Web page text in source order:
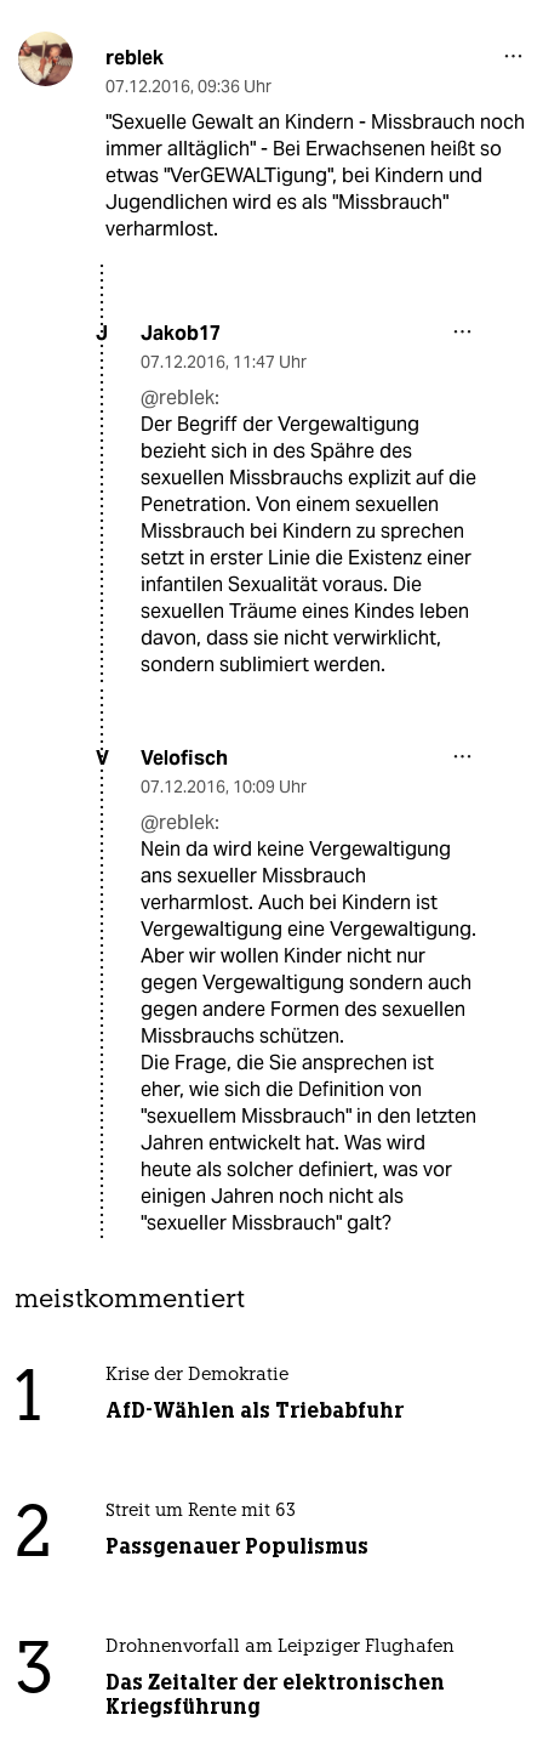
reblek
07.12.2016, 09:36 Uhr
"Sexuelle Gewalt an Kindern - Missbrauch noch
immer alltäglich" - Bei Erwachsenen heißt so
etwas "VerGEWALTigung", bei Kindern und
Jugendlichen wird es als "Missbrauch"
verharmlost.
J Jakob17
07.12.2016, 11:47 Uhr
@reblek:
Der Begriff der Vergewaltigung
bezieht sich in des Spähre des
sexuellen Missbrauchs explizit auf die
Penetration. Von einem sexuellen
Missbrauch bei Kindern zu sprechen
setzt in erster Linie die Existenz einer
infantilen Sexualität voraus. Die
sexuellen Träume eines Kindes leben
davon, dass sie nicht verwirklicht,
sondern sublimiert werden.
V Velofisch
07.12.2016, 10:09 Uhr
@reblek:
Nein da wird keine Vergewaltigung
ans sexueller Missbrauch
verharmlost. Auch bei Kindern ist
Vergewaltigung eine Vergewaltigung.
Aber wir wollen Kinder nicht nur
gegen Vergewaltigung sondern auch
gegen andere Formen des sexuellen
Missbrauchs schützen.
Die Frage, die Sie ansprechen ist
eher, wie sich die Definition von
"sexuellem Missbrauch" in den letzten
Jahren entwickelt hat. Was wird
heute als solcher definiert, was vor
einigen Jahren noch nicht als
"sexueller Missbrauch" galt?
meistkommentiert
1 Krise der Demokratie
AfD-Wählen als Triebabfuhr
2 Streit um Rente mit 63
Passgenauer Populismus
3 Drohnenvorfall am Leipziger Flughafen
Das Zeitalter der elektronischen
Kriegsführung